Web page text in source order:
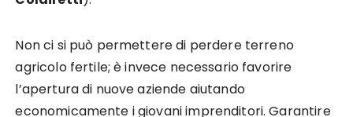
Non ci si può permettere di perdere terreno
agricolo fertile; è invece necessario favorire
l’apertura di nuove aziende aiutando
economicamente i giovani imprenditori. Garantire